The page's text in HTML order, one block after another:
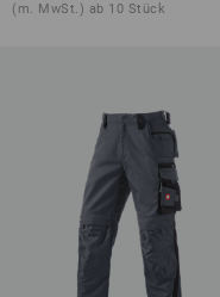
(m. MwSt.) ab 10 Stück